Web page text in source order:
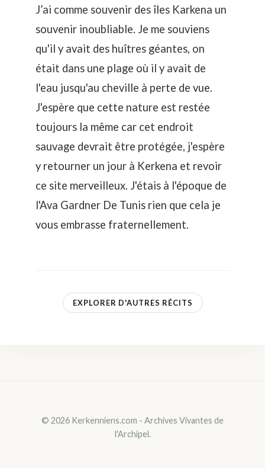
J’ai comme souvenir des îles Karkena un
souvenir inoubliable. Je me souviens
qu'il y avait des huîtres géantes, on
était dans une plage où il y avait de
l'eau jusqu'au cheville à perte de vue.
J'espère que cette nature est restée
toujours la même car cet endroit
sauvage devrait être protégée, j'espère
y retourner un jour à Kerkena et revoir
ce site merveilleux. J'étais à l'époque de
l'Ava Gardner De Tunis rien que cela je
vous embrasse fraternellement.
EXPLORER D'AUTRES RÉCITS
© 2026 Kerkenniens.com - Archives Vivantes de
l'Archipel.